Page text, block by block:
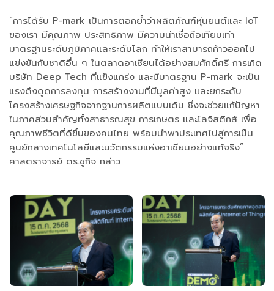
“การได้รับ P-mark เป็นการตอกย้ำว่าผลิตภัณฑ์หุ่นยนต์และ IoT
ของเรา มีคุณภาพ ประสิทธิภาพ มีความน่าเชื่อถือเทียบเท่า
มาตรฐานระดับภูมิภาคและระดับโลก ทำให้เราสามารถก้าวออกไป
แข่งขันกับชาติอื่น ๆ ในตลาดอาเซียนได้อย่างสมศักดิ์ศรี การเกิด
บริษัท Deep Tech ที่แข็งแกร่ง และมีมาตรฐาน P-mark จะเป็น
แรงดึงดูดการลงทุน การสร้างงานที่มีมูลค่าสูง และยกระดับ
โครงสร้างเศรษฐกิจจากฐานการผลิตแบบเดิม ซึ่งจะช่วยแก้ปัญหา
ในภาคส่วนสำคัญทั้งสาธารณสุข การเกษตร และโลจิสติกส์ เพื่อ
คุณภาพชีวิตที่ดีขึ้นของคนไทย พร้อมนำพาประเทศไปสู่การเป็น
ศูนย์กลางเทคโนโลยีและนวัตกรรมแห่งอาเซียนอย่างแท้จริง”
ศาสตราจารย์ ดร.ชูกิจ กล่าว